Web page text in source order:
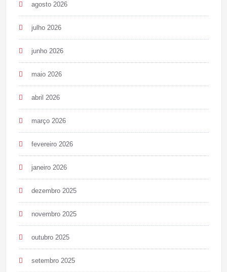
agosto 2026
julho 2026
junho 2026
maio 2026
abril 2026
março 2026
fevereiro 2026
janeiro 2026
dezembro 2025
novembro 2025
outubro 2025
setembro 2025